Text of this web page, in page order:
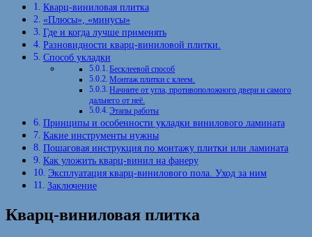
Кварц-виниловая плитка
«Плюсы», «минусы»
Где и когда лучше применять
Разновидности кварц-виниловой плитки.
Способ укладки
Бесклеевой способ
Монтаж плитки с клеем.
Начните от угла, противоположного двери и самого
дальнего от неё.
Этапы работы
Принципы и особенности укладки винилового ламината
Какие инструменты нужны
Пошаговая инструкция по монтажу плитки или ламината
Как уложить кварц-винил на фанеру
Эксплуатация кварц-винилового пола. Уход за ним
Заключение
Кварц-виниловая плитка